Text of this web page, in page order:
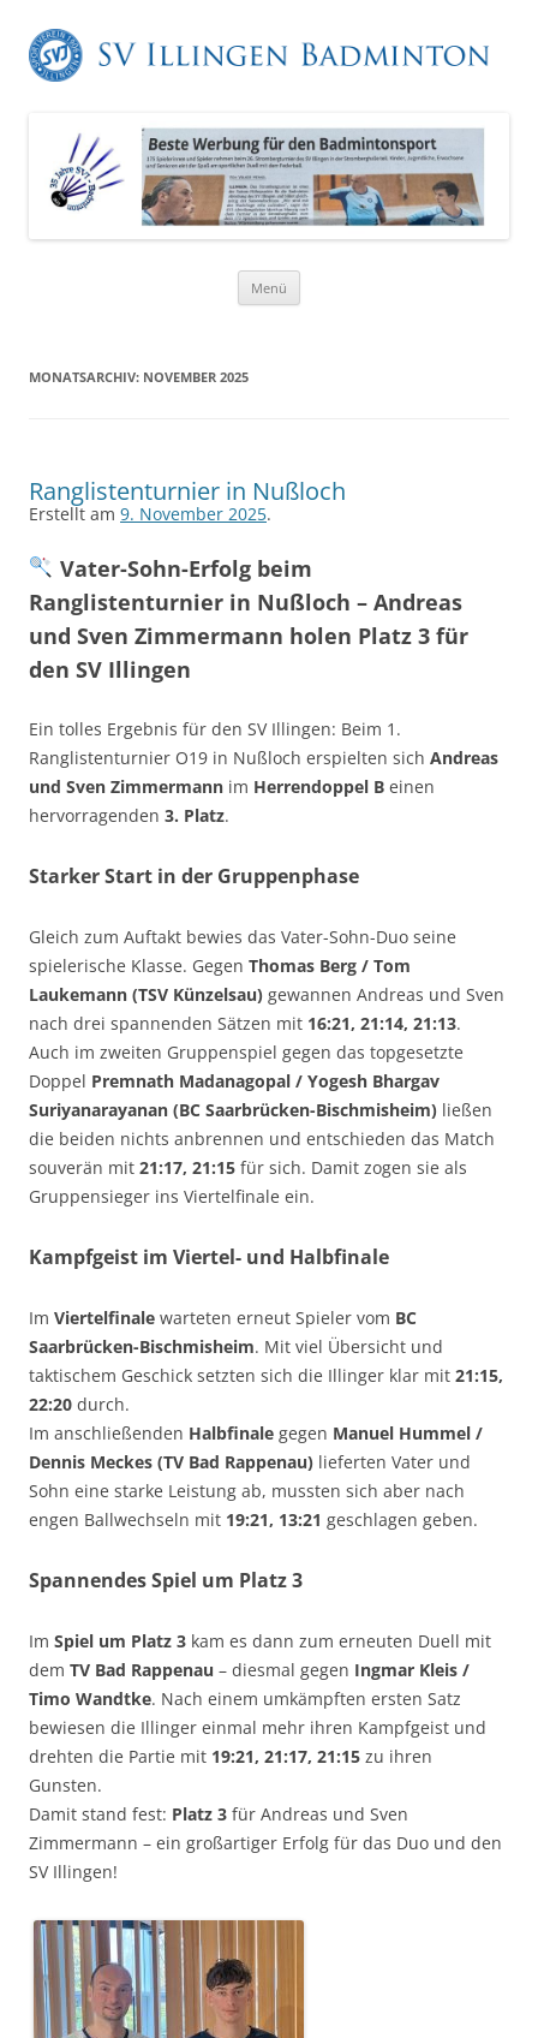
Menü
MONATSARCHIV: NOVEMBER 2025
Ranglistenturnier in Nußloch
Erstellt am 9. November 2025.
Vater-Sohn-Erfolg beim
Ranglistenturnier in Nußloch – Andreas
und Sven Zimmermann holen Platz 3 für
den SV Illingen
Ein tolles Ergebnis für den SV Illingen: Beim 1.
Ranglistenturnier O19 in Nußloch erspielten sich Andreas
und Sven Zimmermann im Herrendoppel B einen
hervorragenden 3. Platz.
Starker Start in der Gruppenphase
Gleich zum Auftakt bewies das Vater-Sohn-Duo seine
spielerische Klasse. Gegen Thomas Berg / Tom
Laukemann (TSV Künzelsau) gewannen Andreas und Sven
nach drei spannenden Sätzen mit 16:21, 21:14, 21:13.
Auch im zweiten Gruppenspiel gegen das topgesetzte
Doppel Premnath Madanagopal / Yogesh Bhargav
Suriyanarayanan (BC Saarbrücken-Bischmisheim) ließen
die beiden nichts anbrennen und entschieden das Match
souverän mit 21:17, 21:15 für sich. Damit zogen sie als
Gruppensieger ins Viertelfinale ein.
Kampfgeist im Viertel- und Halbfinale
Im Viertelfinale warteten erneut Spieler vom BC
Saarbrücken-Bischmisheim. Mit viel Übersicht und
taktischem Geschick setzten sich die Illinger klar mit 21:15,
22:20 durch.
Im anschließenden Halbfinale gegen Manuel Hummel /
Dennis Meckes (TV Bad Rappenau) lieferten Vater und
Sohn eine starke Leistung ab, mussten sich aber nach
engen Ballwechseln mit 19:21, 13:21 geschlagen geben.
Spannendes Spiel um Platz 3
Im Spiel um Platz 3 kam es dann zum erneuten Duell mit
dem TV Bad Rappenau – diesmal gegen Ingmar Kleis /
Timo Wandtke. Nach einem umkämpften ersten Satz
bewiesen die Illinger einmal mehr ihren Kampfgeist und
drehten die Partie mit 19:21, 21:17, 21:15 zu ihren
Gunsten.
Damit stand fest: Platz 3 für Andreas und Sven
Zimmermann – ein großartiger Erfolg für das Duo und den
SV Illingen!